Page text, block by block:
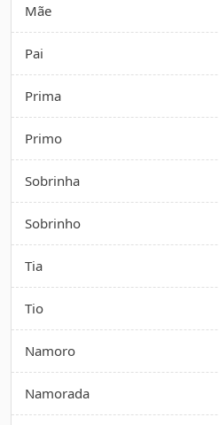
Mãe
Pai
Prima
Primo
Sobrinha
Sobrinho
Tia
Tio
Namoro
Namorada